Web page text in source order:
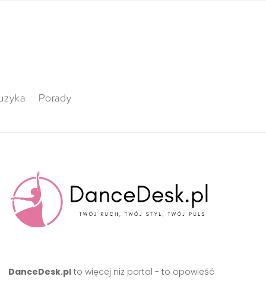
Porady
DanceDesk.plto więcej niż portal - to opowieść